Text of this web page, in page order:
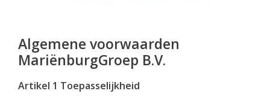
Algemene voorwaarden
MariënburgGroep B.V.
Artikel 1 Toepasselijkheid